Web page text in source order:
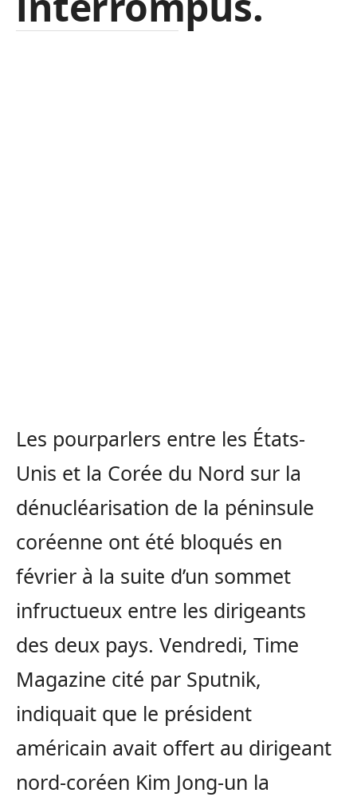
Les pourparlers entre les États-
Unis et la Corée du Nord sur la
dénucléarisation de la péninsule
coréenne ont été bloqués en
février à la suite d’un sommet
infructueux entre les dirigeants
des deux pays. Vendredi, Time
Magazine cité par Sputnik,
indiquait que le président
américain avait offert au dirigeant
nord-coréen Kim Jong-un la